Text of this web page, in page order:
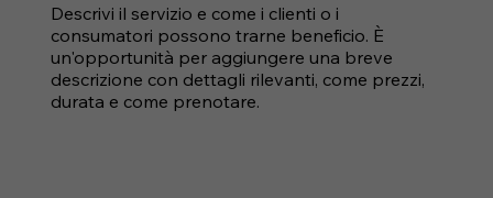
Descrivi il servizio e come i clienti o i
consumatori possono trarne beneficio. È
un'opportunità per aggiungere una breve
descrizione con dettagli rilevanti, come prezzi,
durata e come prenotare.